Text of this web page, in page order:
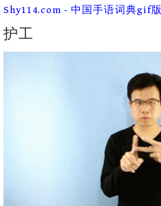
Skip
content
Shy114.com - 中国手语词典gif版
护工